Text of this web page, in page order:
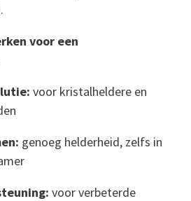
voor een
voor kristalheldere en
genoeg helderheid, zelfs in
voor verbeterde